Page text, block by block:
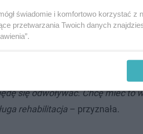
tys. zł w ramach
Z werdyktu nie była do końca
się odwoływać. Chcę mieć to
rehabilitacja – przyznała.
świadomie i komfortowo korzystać z
przetwarzania Twoich danych